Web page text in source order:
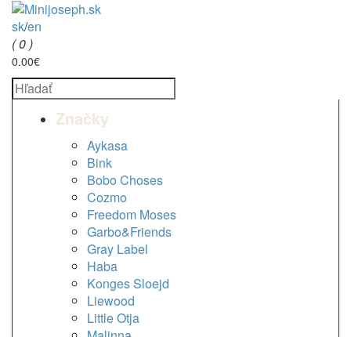
sk/en
( 0 )
0.00€
Značky
Aykasa
Bink
Bobo Choses
Cozmo
Freedom Moses
Garbo&Friends
Gray Label
Haba
Konges Sloejd
Liewood
Little Otja